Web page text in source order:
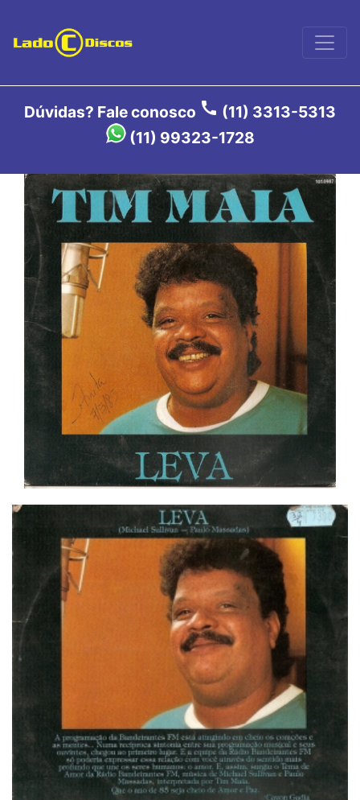
Dúvidas? Fale conosco call (11) 3313-5313
(11) 99323-1728